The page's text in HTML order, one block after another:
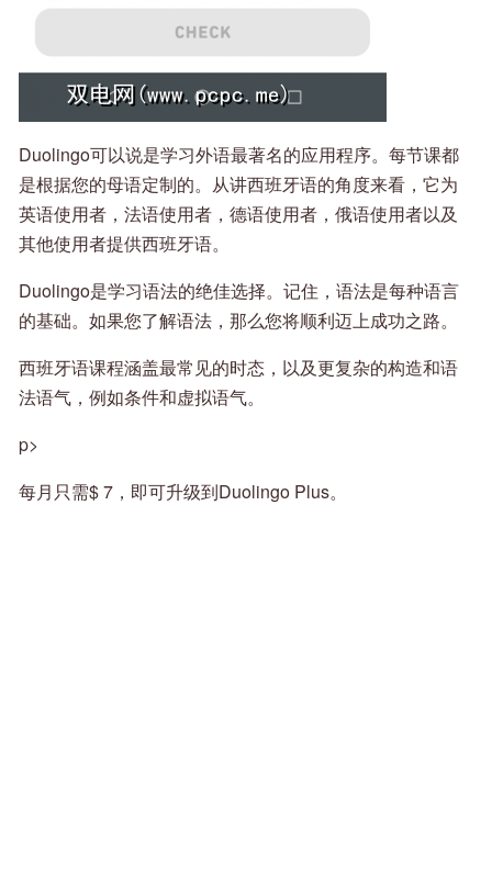
Duolingo可以说是学习外语最著名的应用程序。每节课都
是根据您的母语定制的。从讲西班牙语的角度来看，它为
英语使用者，法语使用者，德语使用者，俄语使用者以及
其他使用者提供西班牙语。
Duolingo是学习语法的绝佳选择。记住，语法是每种语言
的基础。如果您了解语法，那么您将顺利迈上成功之路。
西班牙语课程涵盖最常见的时态，以及更复杂的构造和语
法语气，例如条件和虚拟语气。
p>
每月只需$ 7，即可升级到Duolingo Plus。